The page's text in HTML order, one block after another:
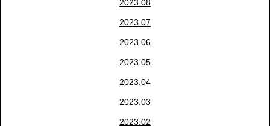
2023.08
2023.07
2023.06
2023.05
2023.04
2023.03
2023.02